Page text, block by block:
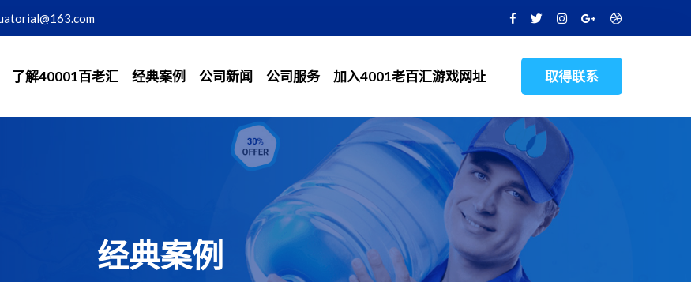
了解40001百老汇 经典案例 公司新闻 公司服务 加入4001老百汇游戏网址 取得联系
经典案例